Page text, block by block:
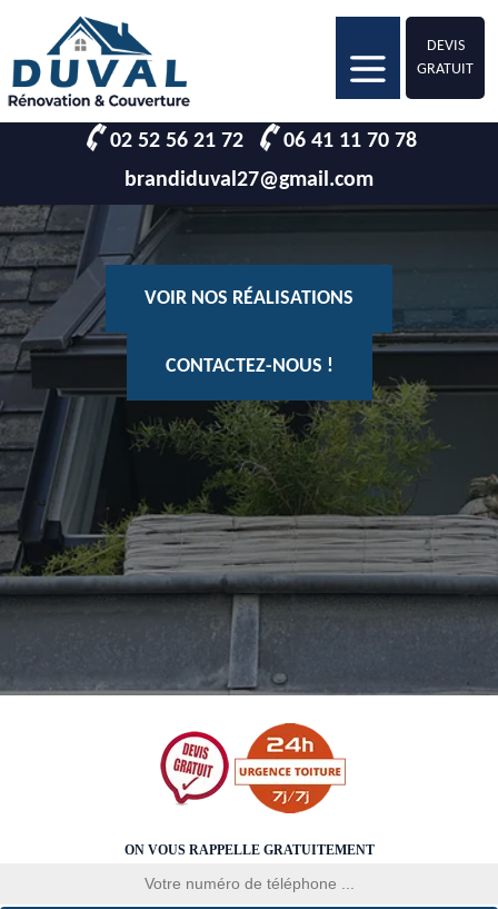
DEVIS
GRATUIT
02 52 56 21 72
06 41 11 70 78
brandiduval27@gmail.com
VOIR NOS RÉALISATIONS
CONTACTEZ-NOUS !
ON VOUS RAPPELLE GRATUITEMENT